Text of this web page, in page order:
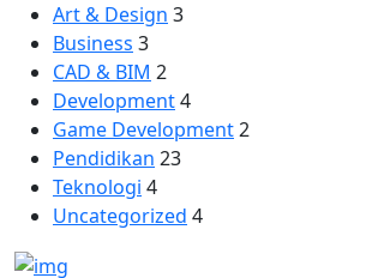
Art & Design 3
Business 3
CAD & BIM 2
Development4
Game Development2
Pendidikan 23
Teknologi 4
Uncategorized 4